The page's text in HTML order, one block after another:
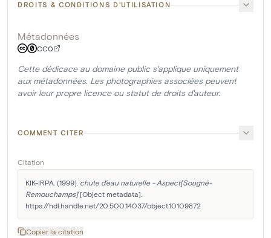
DROITS & CONDITIONS D'UTILISATION
Métadonnées
CC0
Cette dédicace au domaine public s'applique uniquement
aux métadonnées. Les photographies associées peuvent
avoir leur propre licence ou statut de droits d'auteur.
COMMENT CITER
Citation
KIK-IRPA. (1999). chute d'eau naturelle - Aspect[Sougné-
Remouchamps] [Object metadata].
https://hdl.handle.net/20.500.14037/object.10109872
Copier la citation